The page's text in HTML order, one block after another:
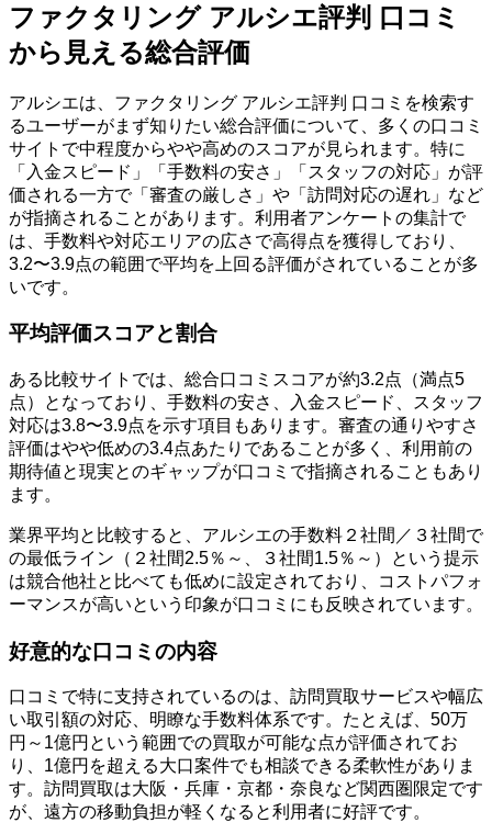
ファクタリング アルシエ評判 口コミ
から見える総合評価
アルシエは、ファクタリング アルシエ評判 口コミを検索す
るユーザーがまず知りたい総合評価について、多くの口コミ
サイトで中程度からやや高めのスコアが見られます。特に
「入金スピード」「手数料の安さ」「スタッフの対応」が評
価される一方で「審査の厳しさ」や「訪問対応の遅れ」など
が指摘されることがあります。利用者アンケートの集計で
は、手数料や対応エリアの広さで高得点を獲得しており、
3.2〜3.9点の範囲で平均を上回る評価がされていることが多
いです。
平均評価スコアと割合
ある比較サイトでは、総合口コミスコアが約3.2点（満点5
点）となっており、手数料の安さ、入金スピード、スタッフ
対応は3.8〜3.9点を示す項目もあります。審査の通りやすさ
評価はやや低めの3.4点あたりであることが多く、利用前の
期待値と現実とのギャップが口コミで指摘されることもあり
ます。
業界平均と比較すると、アルシエの手数料２社間／３社間で
の最低ライン（２社間2.5％～、３社間1.5％～）という提示
は競合他社と比べても低めに設定されており、コストパフォ
ーマンスが高いという印象が口コミにも反映されています。
好意的な口コミの内容
口コミで特に支持されているのは、訪問買取サービスや幅広
い取引額の対応、明瞭な手数料体系です。たとえば、50万
円～1億円という範囲での買取が可能な点が評価されてお
り、1億円を超える大口案件でも相談できる柔軟性がありま
す。訪問買取は大阪・兵庫・京都・奈良など関西圏限定です
が、遠方の移動負担が軽くなると利用者に好評です。